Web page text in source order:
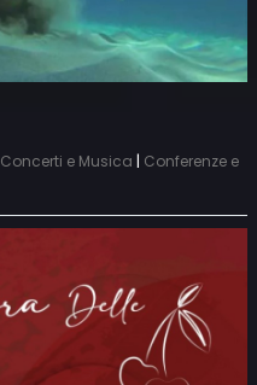
Concerti e Musica | Conferenze e